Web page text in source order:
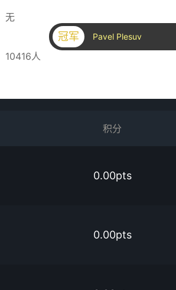
无
10416人
冠军 Pavel Plesuv
积分
0.00pts
0.00pts